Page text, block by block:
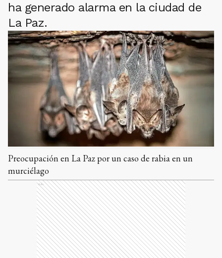
ha generado alarma en la ciudad de
La Paz.
Preocupación en La Paz por un caso de rabia en un
murciélago
Ads